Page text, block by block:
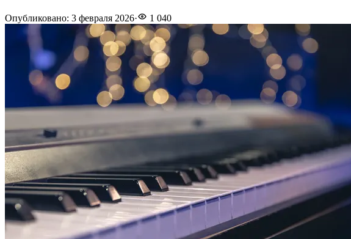
Опубликовано: 3 февраля 2026· 1 040